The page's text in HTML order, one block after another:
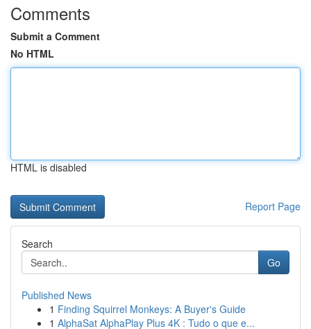
Comments
Submit a Comment
No HTML
HTML is disabled
Report Page
Search
Go
Published News
1 Finding Squirrel Monkeys: A Buyer's Guide
1 AlphaSat AlphaPlay Plus 4K : Tudo o que e...